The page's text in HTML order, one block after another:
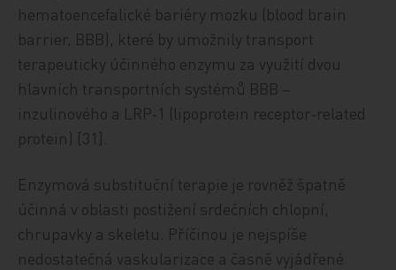
hematoencefalické bariéry mozku (blood brain
barrier, BBB), které by umožnily transport
terapeuticky účinného enzymu za využití dvou
hlavních transportních systémů BBB –
inzulinového a LRP‑1 (lipoprotein receptor‑related
protein) [31].
Enzymová substituční terapie je rovněž špatně
účinná v oblasti postižení srdečních chlopní,
chrupavky a skeletu. Příčinou je nejspíše
nedostatečná vaskularizace a časně vyjádřené